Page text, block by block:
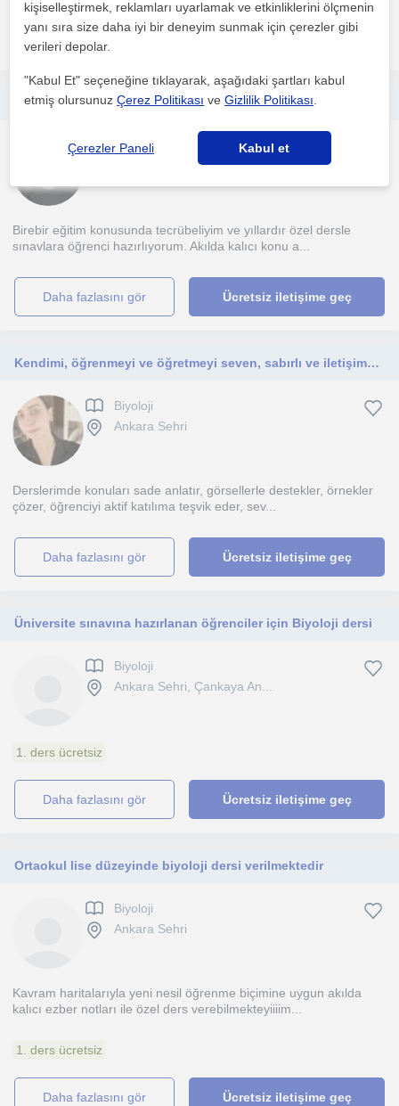
daha fazlasını gör Ücretsiz iletişime geç
Ortaokul-lise seviyesinde fen, biyoloji ve ingilizce dersleri
Biyoloji
Ankara Sehri, Çankaya (A...
Birebir eğitim konusunda tecrübeliyim ve yıllardır özel dersle
sınavlara öğrenci hazırlıyorum. Akılda kalıcı konu a...
daha fazlasını gör Ücretsiz iletişime geç
Kendimi, öğrenmeyi ve öğretmeyi seven, sabırlı ve iletişime açık bir biyoloji öğretmeni olarak tanımlıyorum.
Biyoloji
Ankara Sehri
Derslerimde konuları sade anlatır, görsellerle destekler, örnekler
çözer, öğrenciyi aktif katılıma teşvik eder, sev...
daha fazlasını gör Ücretsiz iletişime geç
Üniversite sınavına hazırlanan öğrenciler için Biyoloji dersi
Biyoloji
Ankara Sehri, Çankaya An...
1. ders ücretsiz
daha fazlasını gör Ücretsiz iletişime geç
Ortaokul lise düzeyinde biyoloji dersi verilmektedir
Biyoloji
Ankara Sehri
Kavram haritalarıyla yeni nesil öğrenme biçimine uygun akılda
kalıcı ezber notları ile özel ders verebilmekteyiiiim...
1. ders ücretsiz
daha fazlasını gör Ücretsiz iletişime geç
kişiselleştirmek, reklamları uyarlamak ve etkinliklerini ölçmenin
yanı sıra size daha iyi bir deneyim sunmak için çerezler gibi
verileri depolar.
"Kabul Et" seçeneğine tıklayarak, aşağıdaki şartları kabul
etmiş olursunuzÇerez Politikası veGizlilik Politikası
Çerezler Paneli Kabul et